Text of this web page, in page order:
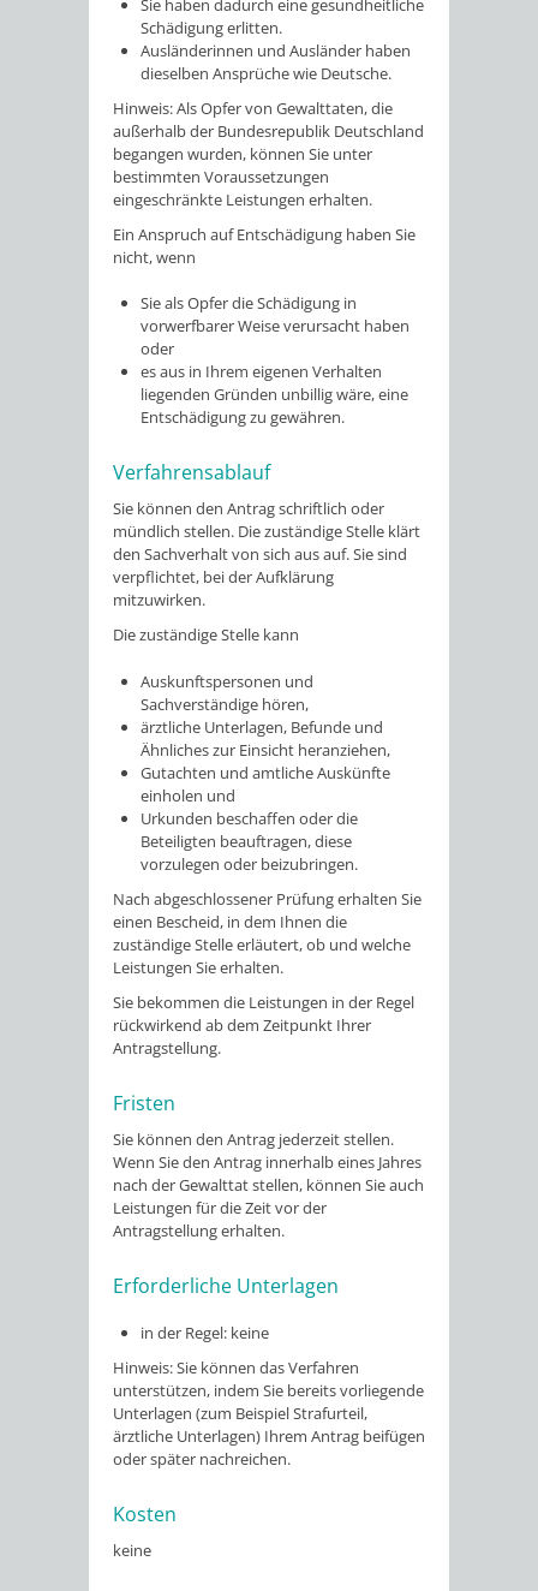
Schädigung erlitten.
Ausländerinnen und Ausländer haben
dieselben Ansprüche wie Deutsche.
Hinweis:Als Opfer von Gewalttaten, die
außerhalb der Bundesrepublik Deutschland
begangen wurden, können Sie unter
bestimmten Voraussetzungen
eingeschränkte Leistungen erhalten.
Ein Anspruch auf Entschädigung haben Sie
nicht, wenn
Sie als Opfer die Schädigung in
vorwerfbarer Weise verursacht haben
oder
es aus in Ihrem eigenen Verhalten
liegenden Gründen unbillig wäre, eine
Entschädigung zu gewähren.
Verfahrensablauf
Sie können den Antrag schriftlich oder
mündlich stellen. Die zuständige Stelle klärt
den Sachverhalt von sich aus auf. Sie sind
verpflichtet, bei der Aufklärung
mitzuwirken.
Die zuständige Stelle kann
Auskunftspersonen und
Sachverständige hören,
ärztliche Unterlagen, Befunde und
Ähnliches zur Einsicht heranziehen,
Gutachten und amtliche Auskünfte
einholen und
Urkunden beschaffen oder die
Beteiligten beauftragen, diese
vorzulegen oder beizubringen.
Nach abgeschlossener Prüfung erhalten Sie
einen Bescheid, in dem Ihnen die
zuständige Stelle erläutert, ob und welche
Leistungen Sie erhalten.
Sie bekommen die Leistungen in der Regel
rückwirkend ab dem Zeitpunkt Ihrer
Antragstellung.
Fristen
Sie können den Antrag jederzeit stellen.
Wenn Sie den Antrag innerhalb eines Jahres
nach der Gewalttat stellen, können Sie auch
Leistungen für die Zeit vor der
Antragstellung erhalten.
Erforderliche Unterlagen
in der Regel: keine
Hinweis: Sie können das Verfahren
unterstützen, indem Sie bereits vorliegende
Unterlagen (zum Beispiel Strafurteil,
ärztliche Unterlagen) Ihrem Antrag beifügen
oder später nachreichen.
Kosten
keine